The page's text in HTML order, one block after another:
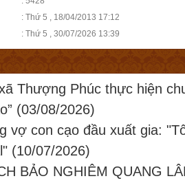
: Thứ 5 , 18/04/2013 17:12
: Thứ 5 , 30/07/2026 13:39
Thượng Phúc thực hiện
(03/08/2026)
vợ con cạo đầu xuất gia:
(10/07/2026)
BẢO NGHIÊM QUANG